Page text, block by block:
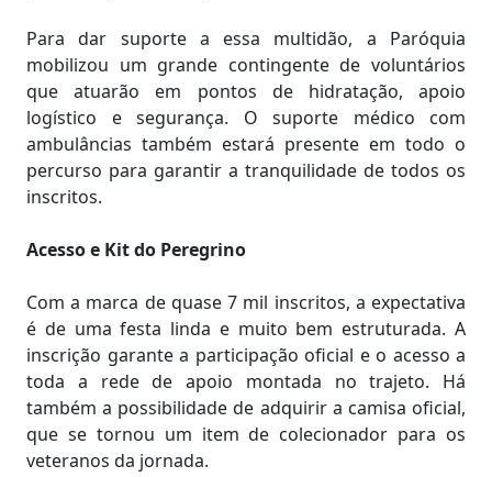
Para dar suporte a essa multidão, a Paróquia
mobilizou um grande contingente de voluntários
que atuarão em pontos de hidratação, apoio
logístico e segurança. O suporte médico com
ambulâncias também estará presente em todo o
percurso para garantir a tranquilidade de todos os
inscritos.
Acesso e Kit do Peregrino
Com a marca de quase 7 mil inscritos, a expectativa
é de uma festa linda e muito bem estruturada. A
inscrição garante a participação oficial e o acesso a
toda a rede de apoio montada no trajeto. Há
também a possibilidade de adquirir a camisa oficial,
que se tornou um item de colecionador para os
veteranos da jornada.